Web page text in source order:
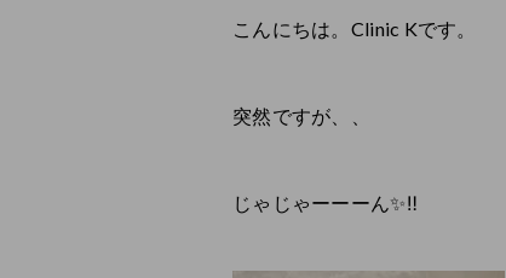
こんにちは。Clinic Kです。
突然ですが、、
じゃじゃーーーん✨‼️